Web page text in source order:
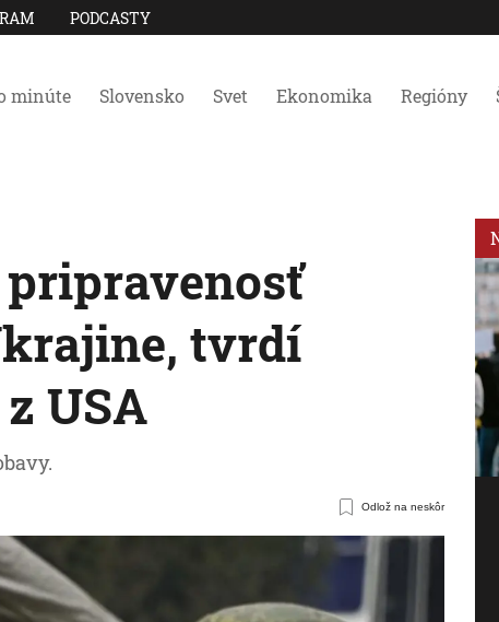
PODCASTY
minúte Slovensko Svet Ekonomika Regióny
tvrdí
USA
Odlož na neskôr